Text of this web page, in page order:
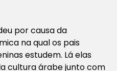
por causa da
na qual os pais
estudem. Lá elas
cultura árabe junto com